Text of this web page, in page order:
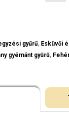
gyűrű, Esküvői
gyémánt gyűrű,